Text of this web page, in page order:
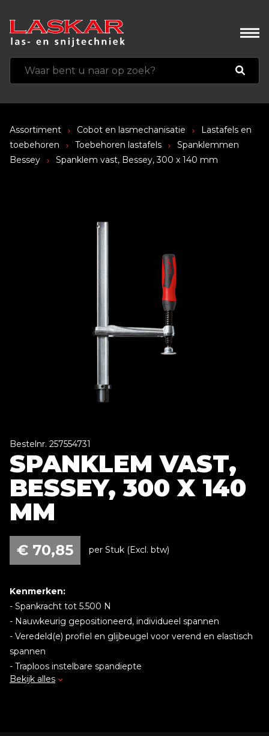
Assortiment Cobot en lasmechanisatie
Lastafels en
toebehoren
Toebehoren lastafels
Spanklemmen
Bessey
Spanklem vast, Bessey, 300 x 140 mm
Bestelnr. 257554731
SPANKLEM VAST,
BESSEY, 300 X 140
MM
€ 70,85 per Stuk (Excl. btw)
Kenmerken:
- Spankracht tot 5.500 N
- Nauwkeurig gepositioneerd, individueel spannen
- Veredeld(e) profiel en glijbeugel voor verend en elastisch
spannen
- Traploos instelbare spandiepte
- Hoogwaardige 2-componenten-kunststofgreep en een
Bekijk alles